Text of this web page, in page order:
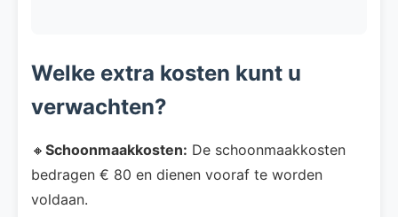
Welke extra kosten kunt u
verwachten?
🔸 Schoonmaakkosten: De schoonmaakkosten
bedragen € 80 en dienen vooraf te worden
voldaan.